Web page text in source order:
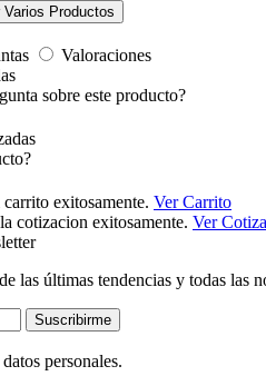
Varios Productos
Valoraciones
sobre este producto?
exitosamente. Ver Carrito
cotizacion exitosamente. Ver
las últimas tendencias y todas las
Suscribirme
personales.